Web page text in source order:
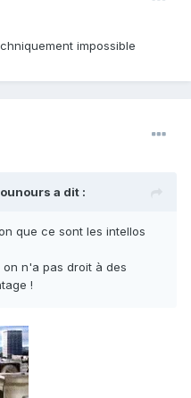
impossible
a dit :
que ce sont les intellos
n'a pas droit à des
!